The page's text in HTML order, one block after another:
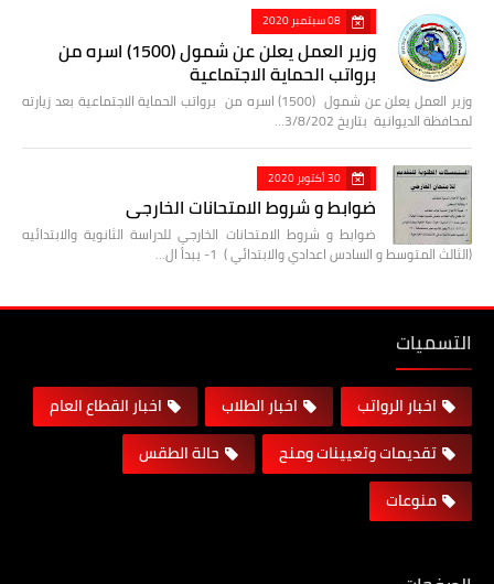
08 سبتمبر 2020
وزير العمل يعلن عن شمول (1500) اسره من
برواتب الحماية الاجتماعية
وزير العمل يعلن عن شمول (1500) اسره من برواتب الحماية الاجتماعية بعد زيارته
لمحافظة الديوانية بتاريخ 3/8/202…
30 أكتوبر 2020
ضوابط و شروط الامتحانات الخارجي
ضوابط و شروط الامتحانات الخارجي للدراسة الثانوية والابتدائيه
(الثالث المتوسط و السادس اعدادي والابتدائي ) 1- يبدأ ال…
التسميات
اخبار الرواتب اخبار الطلاب
اخبار القطاع العام
تقديمات وتعيينات ومنح
حالة الطقس
منوعات